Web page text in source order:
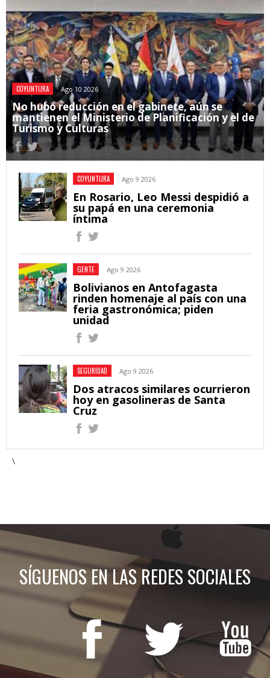
COYUNTURA Ago 10 2026
No hubo reducción en el gabinete, aún se
mantienen el Ministerio de Planificación y el de
Turismo y Culturas
COYUNTURA Ago 9 2026
En Rosario, Leo Messi despidió a
su papá en una ceremonia
íntima
GENTE Ago 9 2026
Bolivianos en Antofagasta
rinden homenaje al país con una
feria gastronómica; piden
unidad
SEGURIDAD Ago 9 2026
Dos atracos similares ocurrieron
hoy en gasolineras de Santa
Cruz
\
SÍGUENOS EN LAS REDES SOCIALES